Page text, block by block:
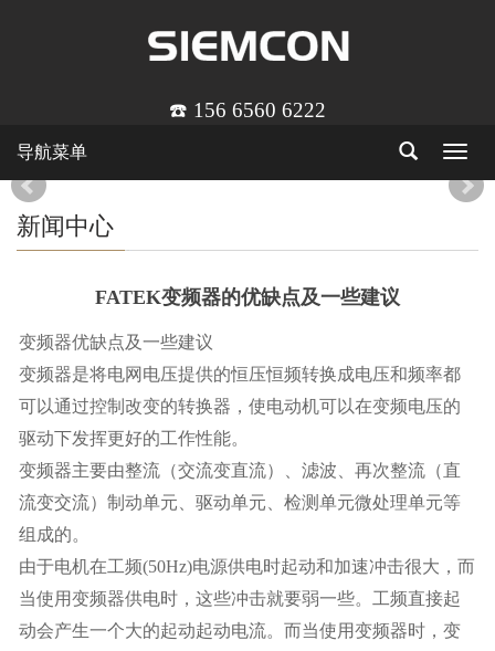
☎️ 156 6560 6222
Toggle
导航菜单
新闻中心
FATEK变频器的优缺点及一些建议
变频器优缺点及一些建议
变频器是将电网电压提供的恒压恒频转换成电压和频率都
可以通过控制改变的转换器，使电动机可以在变频电压的
驱动下发挥更好的工作性能。
变频器主要由整流（交流变直流）、滤波、再次整流（直
流变交流）制动单元、驱动单元、检测单元微处理单元等
组成的。
由于电机在工频(50Hz)电源供电时起动和加速冲击很大，而
当使用变频器供电时，这些冲击就要弱一些。工频直接起
动会产生一个大的起动起动电流。而当使用变频器时，变